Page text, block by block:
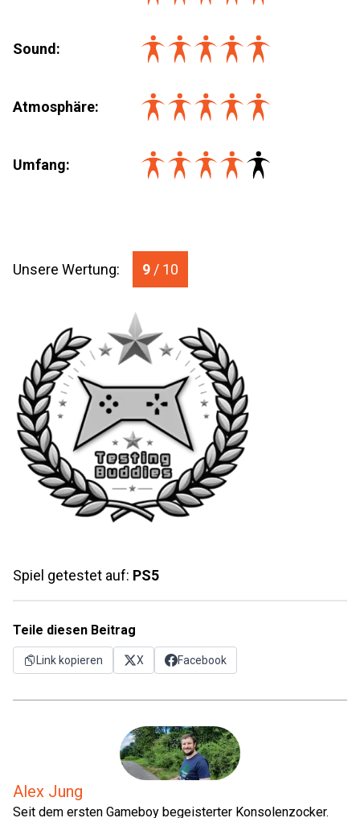
Sound:
Atmosphäre:
Umfang:
Unsere Wertung: 9 / 10
Spiel getestet auf: PS5
Teile diesen Beitrag
Link kopieren X Facebook
Alex Jung
Seit dem ersten Gameboy begeisterter Konsolenzocker.